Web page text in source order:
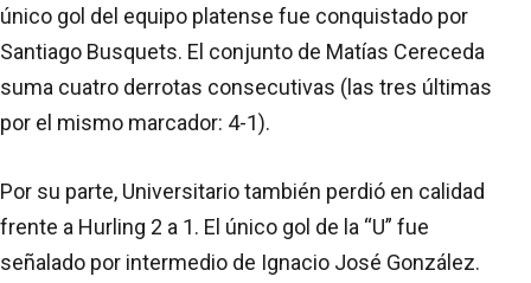
único gol del equipo platense fue conquistado por
Santiago Busquets. El conjunto de Matías Cereceda
suma cuatro derrotas consecutivas (las tres últimas
por el mismo marcador: 4-1).
Por su parte, Universitario también perdió en calidad
frente a Hurling 2 a 1. El único gol de la “U” fue
señalado por intermedio de Ignacio José González.